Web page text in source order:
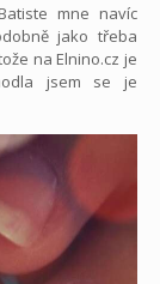
mne navíc
jako třeba
na Elnino.cz je
jsem se je